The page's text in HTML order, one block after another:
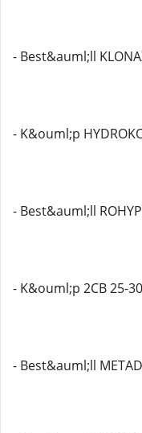
- Best&auml;ll
- K&ouml;p
- Best&auml;ll
- K&ouml;p 2CB 25-
- Best&auml;ll